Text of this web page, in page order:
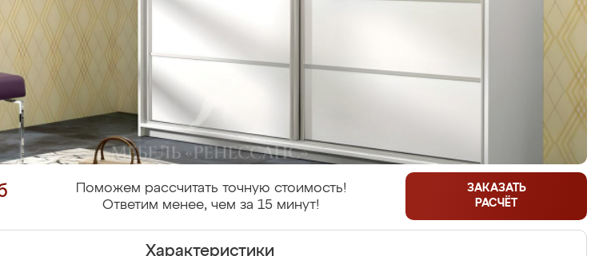
Поможем рассчитать точную стоимость!
Ответим менее, чем за 15 минут!
ЗАКАЗАТЬ
РАСЧЁТ
Характеристики